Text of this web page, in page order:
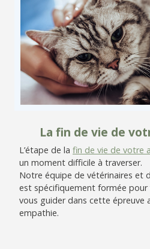
La fin de vie de
L’étape de la fin de vie de votre
un moment difficile à traverser.
Notre équipe de vétérinaires et
est spécifiquement formée
vous guider dans cette épreuve
empathie.